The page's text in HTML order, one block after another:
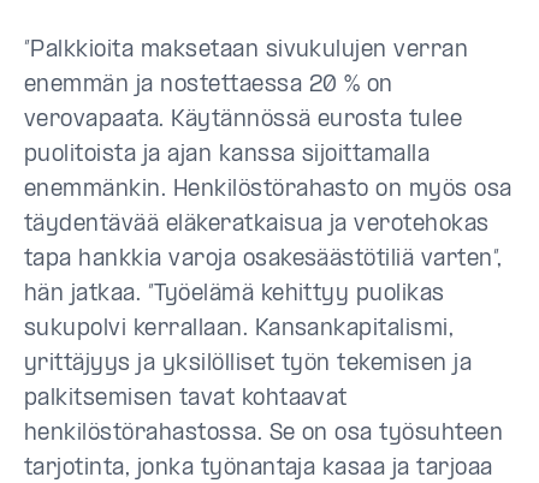
”Palkkioita maksetaan sivukulujen verran
enemmän ja nostettaessa 20 % on
verovapaata. Käytännössä eurosta tulee
puolitoista ja ajan kanssa sijoittamalla
enemmänkin. Henkilöstörahasto on myös osa
täydentävää eläkeratkaisua ja verotehokas
tapa hankkia varoja osakesäästötiliä varten”,
hän jatkaa. ”Työelämä kehittyy puolikas
sukupolvi kerrallaan. Kansankapitalismi,
yrittäjyys ja yksilölliset työn tekemisen ja
palkitsemisen tavat kohtaavat
henkilöstörahastossa. Se on osa työsuhteen
tarjotinta, jonka työnantaja kasaa ja tarjoaa